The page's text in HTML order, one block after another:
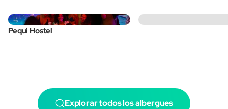
Pequi Hostel
Explorar todos los albergues